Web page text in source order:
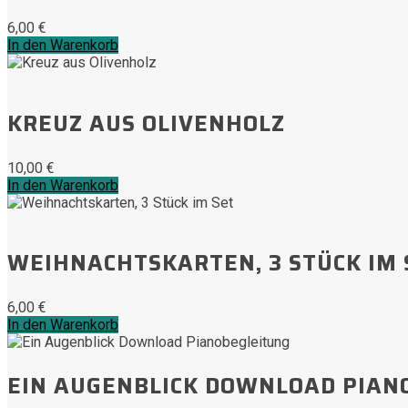
6,00 €
In den Warenkorb
KREUZ AUS OLIVENHOLZ
10,00 €
In den Warenkorb
WEIHNACHTSKARTEN, 3 STÜCK IM
6,00 €
In den Warenkorb
EIN AUGENBLICK DOWNLOAD